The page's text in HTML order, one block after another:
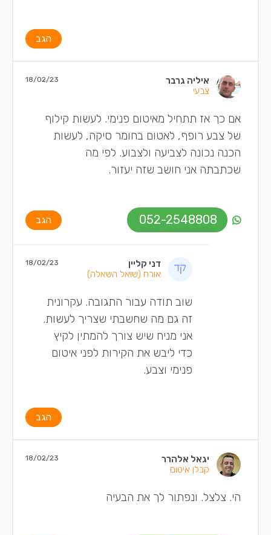
הגב
איליה גרבר
צבעי
18/02/23
אם כך אז תתחיל מאיטום פנימי. לעשות קילוף
של צבע רופף, לאטום בחומר סיקה, לעשות
הכנה נכונה לצביעה ולצבוע. לפי מה
שכתבתה אני חושב שזה יעזור.
052-2548808 הגב
דני קליין
אורח (שואל השאלה)
18/02/23
שוב תודה עבור התגובה. עקרונית
זה גם מה שחשבתי שצריך לעשות.
אני מניח שיש צורך להמתין לקיץ
כדי ליבש את הקירות לפני איטום
פנימי וצבע.
הגב
יגאל אלהרר
קבלן איטום
18/02/23
הי. צלצל. ונפתור לך את הבעיה